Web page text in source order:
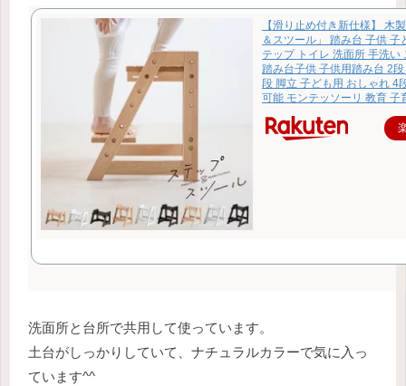
【滑り止め付き新仕様】 木
＆スツール」 踏み台 子供 子
テップ トイレ 洗面所 手洗い
踏み台子供 子供用踏み台 2
段 脚立 子ども用 おしゃれ 4
可能 モンテッソーリ 教育 子
洗面所と台所で共用して使っています。
土台がしっかりしていて、ナチュラルカラーで気に入っ
ています^^